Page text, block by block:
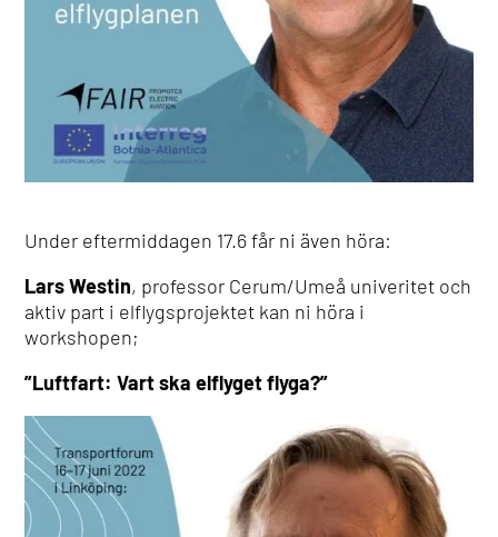
Under eftermiddagen 17.6 får ni även höra:
Lars Westin, professor Cerum/Umeå univeritet och
aktiv part i elflygsprojektet kan ni höra i
workshopen;
”Luftfart: Vart ska elflyget flyga?”